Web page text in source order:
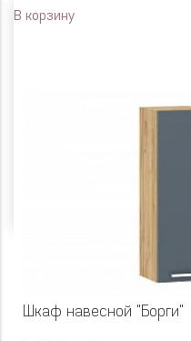
В корзину
Шкаф навесной "Борги"